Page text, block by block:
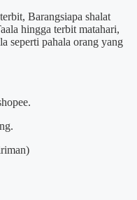
Barangsiapa shalat
hingga terbit matahari,
seperti pahala orang yang